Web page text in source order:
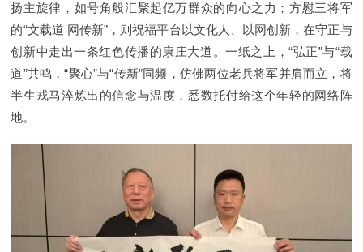
扬主旋律，如号角般汇聚起亿万群众的向心之力；方慰三将军
的“文载道 网传新”，则祝福平台以文化人、以网创新，在守正与
创新中走出一条红色传播的康庄大道。一纸之上，“弘正”与“载
道”共鸣，“聚心”与“传新”同频，仿佛两位老兵将军并肩而立，将
半生戎马淬炼出的信念与温度，悉数托付给这个年轻的网络阵
地。